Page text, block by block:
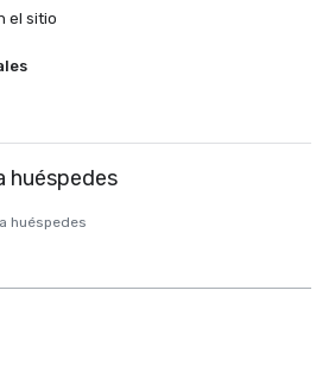
el sitio
huéspedes
huéspedes